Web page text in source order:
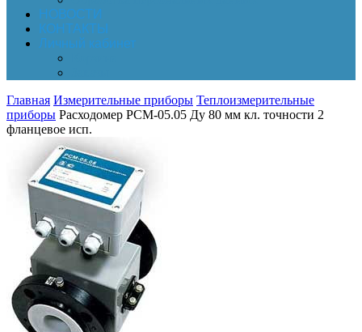
НОВОСТИ
КОНТАКТЫ
Личный кабинет
Главная Измерительные приборы Теплоизмерительные
приборы Расходомер РСМ-05.05 Ду 80 мм кл. точности 2
фланцевое исп.